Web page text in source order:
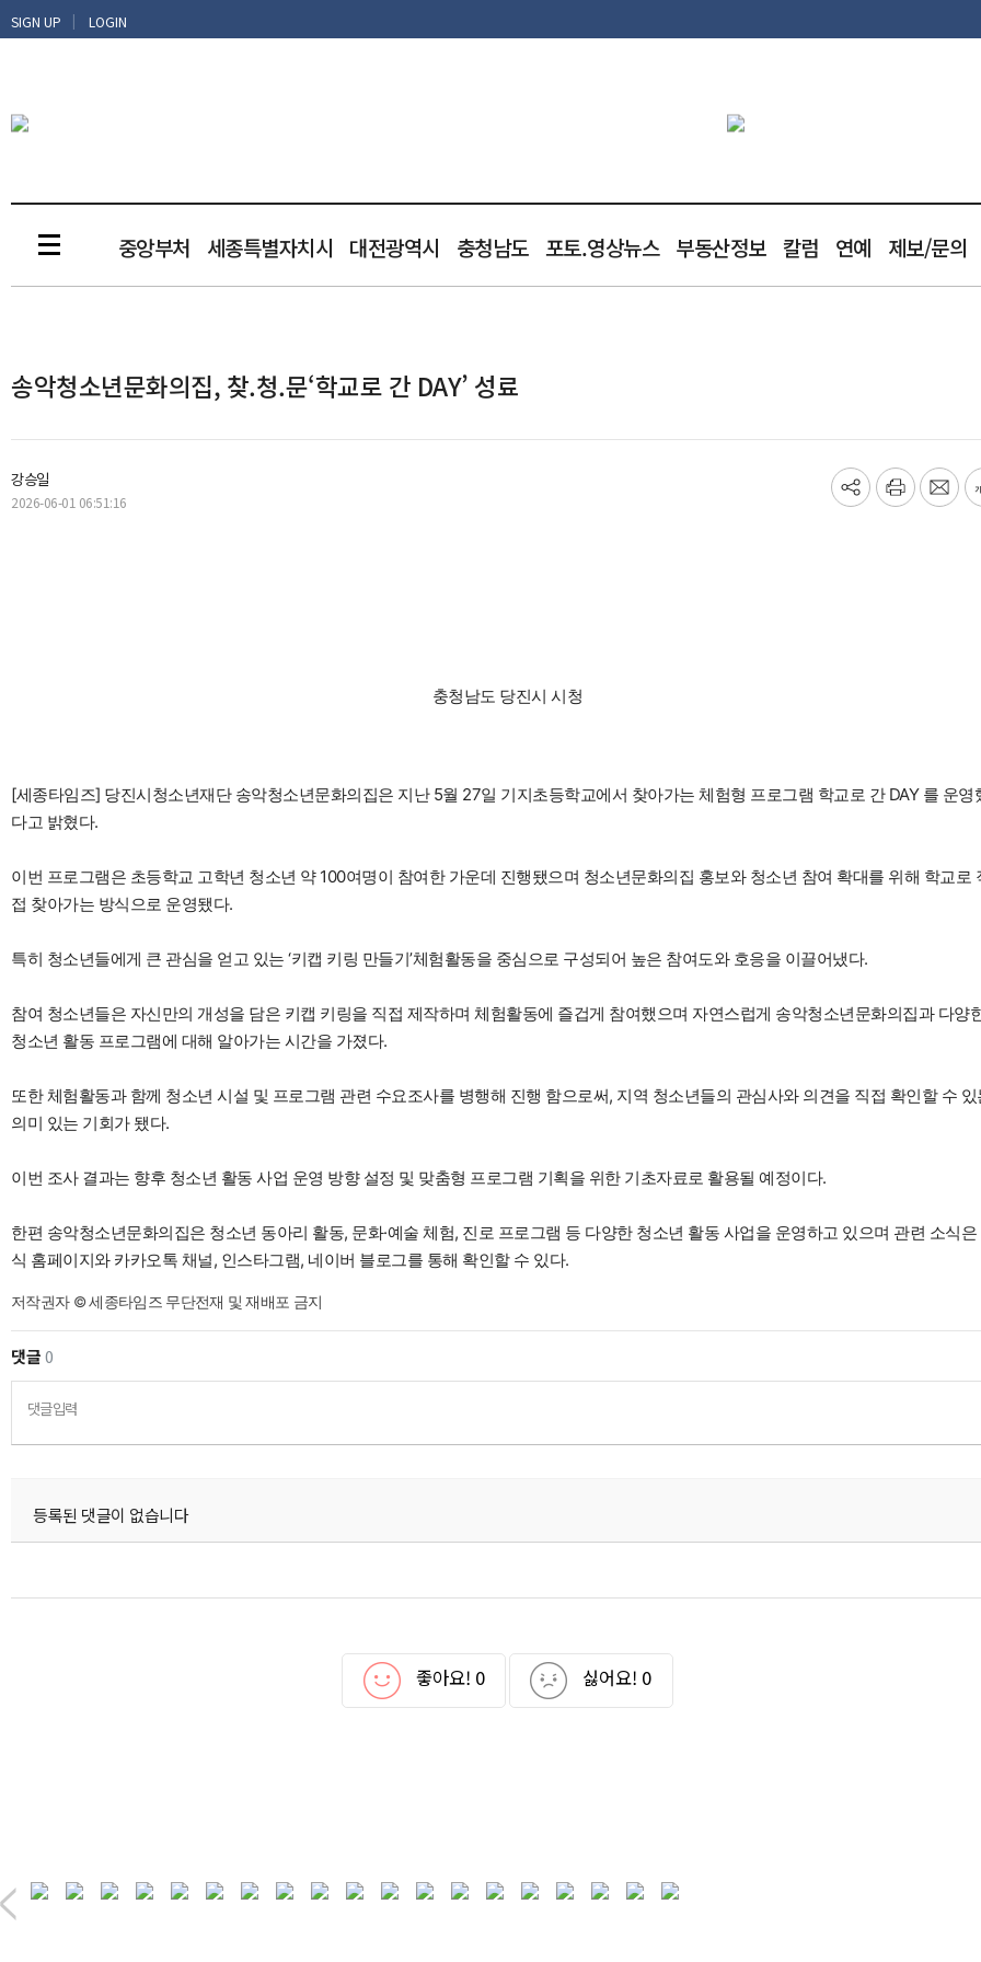
SIGN UP | LOGIN
중앙부처 세종특별자치시 대전광역시 충청남도 포토.영상뉴스 부동산정보 칼럼 연예 제보/문의
송악청소년문화의집, 찾.청.문‘학교로 간 DAY’ 성료
강승일
2026-06-01 06:51:16
기
프
메
충청남도 당진시 시청
[세종타임즈] 당진시청소년재단 송악청소년문화의집은 지난 5월 27일 기지초등학교에서 찾아가는 체험형 프로그램 학교로 간 DAY 를 운영
다고 밝혔다.
이번 프로그램은 초등학교 고학년 청소년 약 100여명이 참여한 가운데 진행됐으며 청소년문화의집 홍보와 청소년 참여 확대를 위해 학교로
접 찾아가는 방식으로 운영됐다.
특히 청소년들에게 큰 관심을 얻고 있는 ‘키캡 키링 만들기’체험활동을 중심으로 구성되어 높은 참여도와 호응을 이끌어냈다.
참여 청소년들은 자신만의 개성을 담은 키캡 키링을 직접 제작하며 체험활동에 즐겁게 참여했으며 자연스럽게 송악청소년문화의집과 다양
청소년 활동 프로그램에 대해 알아가는 시간을 가졌다.
또한 체험활동과 함께 청소년 시설 및 프로그램 관련 수요조사를 병행해 진행 함으로써, 지역 청소년들의 관심사와 의견을 직접 확인할 수 있
의미 있는 기회가 됐다.
이번 조사 결과는 향후 청소년 활동 사업 운영 방향 설정 및 맞춤형 프로그램 기획을 위한 기초자료로 활용될 예정이다.
한편 송악청소년문화의집은 청소년 동아리 활동, 문화·예술 체험, 진로 프로그램 등 다양한 청소년 활동 사업을 운영하고 있으며 관련 소식은
식 홈페이지와 카카오톡 채널, 인스타그램, 네이버 블로그를 통해 확인할 수 있다.
저작권자 © 세종타임즈 무단전재 및 재배포 금지
댓글0
댓글입력
등록된 댓글이 없습니다
좋아요! 0 싫어요! 0